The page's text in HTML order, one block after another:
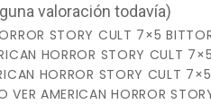
valoración todavía)
STORY CULT 7×5
HORROR STORY CULT
HORROR STORY CULT
VER AMERICAN HORROR